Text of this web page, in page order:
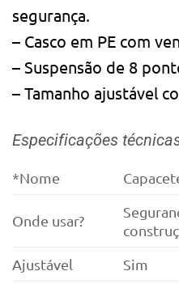
segurança.
– Casco em PE com
– Suspensão de 8
– Tamanho ajustável
Especificações
*Nome
Onde usar?
Ajustável
Sim